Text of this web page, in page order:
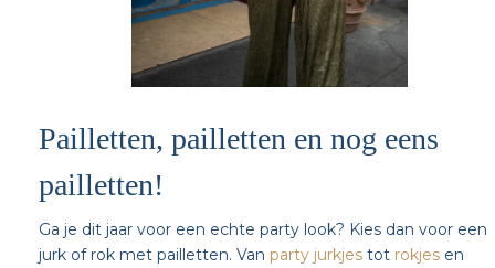
Pailletten, pailletten en nog eens
pailletten!
Ga je dit jaar voor een echte party look? Kies dan voor een
jurk of rok met pailletten. Van party jurkjes tot rokjes en